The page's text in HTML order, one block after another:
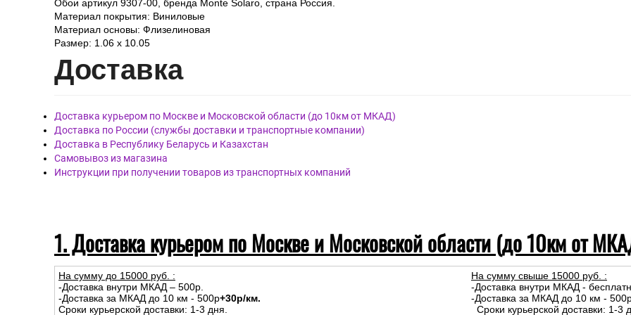
Обои артикул 9307-00, бренда Monte Solaro, страна Россия.
Материал покрытия: Виниловые
Материал основы: Флизелиновая
Размер: 1.06 x 10.05
Доставка
Доставка курьером по Москве и Московской области (до 10км от МКАД)
Доставка по России (службы доставки и транспортные компании)
Доставка в Республику Беларусь и Казахстан
Самовывоз из магазина
Инструкции при получении товаров из транспортных компаний
1. Доставка курьером по Москве и Московской области (до 10км от
На сумму до 15000 руб. :
-Доставка внутри МКАД – 500р.
-Доставка за МКАД до 10 км - 500р+30р/км.
Сроки курьерской доставки: 1-3 дня.
На сумму свыше 15000 руб. :
-Доставка внутри МКАД -
-Доставка за МКАД до 10 км -
Сроки курьерской доставки: 1-3